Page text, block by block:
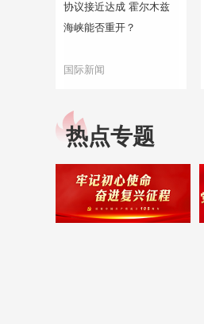
协议接近达成 霍尔木兹
海峡能否重开？
国际新闻
热点专题